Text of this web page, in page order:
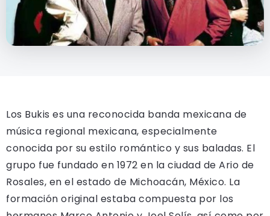
Los Bukis es una reconocida banda mexicana de
música regional mexicana, especialmente
conocida por su estilo romántico y sus baladas. El
grupo fue fundado en 1972 en la ciudad de Ario de
Rosales, en el estado de Michoacán, México. La
formación original estaba compuesta por los